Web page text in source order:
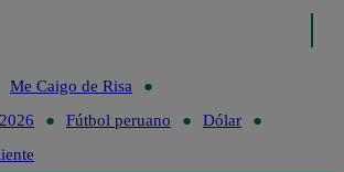
Me Caigo de Risa
Fútbol peruano
Dólar